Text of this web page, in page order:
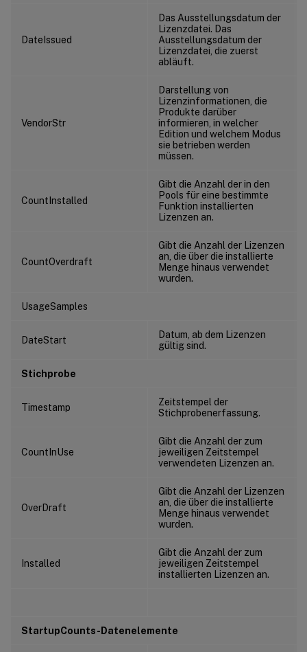
DateIssued
Das Ausstellungsdatum der
Lizenzdatei. Das
Ausstellungsdatum der
Lizenzdatei, die zuerst
abläuft.
VendorStr
Darstellung von
Lizenzinformationen, die
Produkte darüber
informieren, in welcher
Edition und welchem Modus
sie betrieben werden
müssen.
CountInstalled
Gibt die Anzahl der in den
Pools für eine bestimmte
Funktion installierten
Lizenzen an.
CountOverdraft
Gibt die Anzahl der Lizenzen
an, die über die installierte
Menge hinaus verwendet
wurden.
UsageSamples
DateStart
Datum, ab dem Lizenzen
gültig sind.
Stichprobe
Timestamp
Zeitstempel der
Stichprobenerfassung.
CountInUse
Gibt die Anzahl der zum
jeweiligen Zeitstempel
verwendeten Lizenzen an.
OverDraft
Gibt die Anzahl der Lizenzen
an, die über die installierte
Menge hinaus verwendet
wurden.
Installed
Gibt die Anzahl der zum
jeweiligen Zeitstempel
installierten Lizenzen an.
StartupCounts-Datenelemente